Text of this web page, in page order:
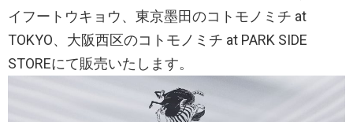
イフートウキョウ、東京墨田のコトモノミチ at
TOKYO、大阪西区のコトモノミチ at PARK SIDE
STOREにて販売いたします。